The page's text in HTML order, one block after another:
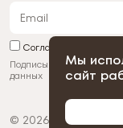
Мы
сайт
Согласен с
Подписываясь на
данных
© 2026 Duman